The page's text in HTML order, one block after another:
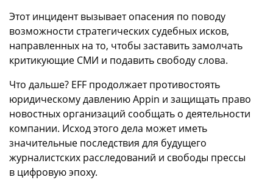
Этот инцидент вызывает опасения по поводу
возможности стратегических судебных исков,
направленных на то, чтобы заставить замолчать
критикующие СМИ и подавить свободу слова.
Что дальше? EFF продолжает противостоять
юридическому давлению Appin и защищать право
новостных организаций сообщать о деятельности
компании. Исход этого дела может иметь
значительные последствия для будущего
журналистских расследований и свободы прессы
в цифровую эпоху.